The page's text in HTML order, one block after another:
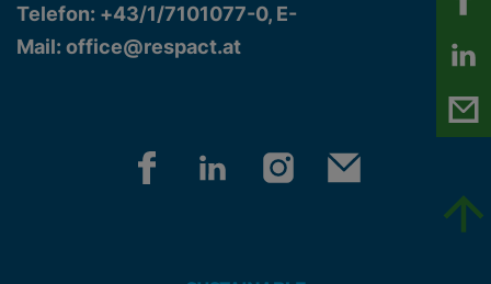
Telefon: +43/1/7101077-0, E-
Mail: office@respact.at